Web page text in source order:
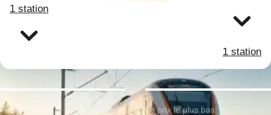
1 station
1 station
Premier train: Le prix le plus bas: